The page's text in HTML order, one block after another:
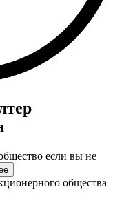
если вы не
общества